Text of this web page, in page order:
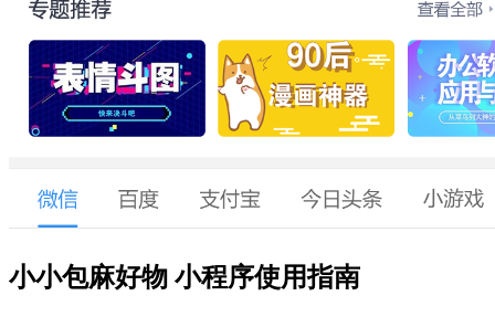
小小包麻好物 小程序使用指南